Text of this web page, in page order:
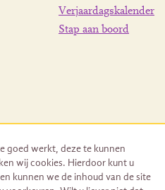
Verjaardagskalender
Stap aan boord
goed werkt, deze te kunnen
wij cookies. Hierdoor kunt u
kunnen we de inhoud van de site